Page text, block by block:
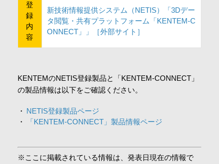
サイト内検索
登
録
内
容
新技術情報提供システム（NETIS）「3Dデー
タ閲覧・共有プラットフォーム「KENTEM-C
ONNECT」」［外部サイト］
KENTEMのNETIS登録製品と「KENTEM-CONNECT」
の製品情報は以下をご確認ください。
NETIS登録製品ページ
「KENTEM-CONNECT」製品情報ページ
※ここに掲載されている情報は、発表日現在の情報で